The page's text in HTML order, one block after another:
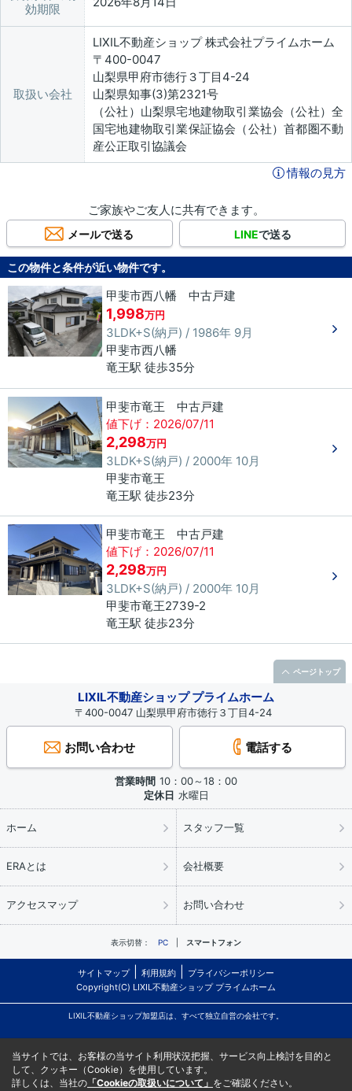
効期限
取扱い会社
LIXIL不動産ショップ 株式会社プライムホーム
〒400-0047
山梨県甲府市徳行３丁目4-24
山梨県知事(3)第2321号
（公社）山梨県宅地建物取引業協会（公社）全
国宅地建物取引業保証協会（公社）首都圏不動
産公正取引協議会
情報の見方
ご家族やご友人に共有できます。
メールで送る LINEで送る
この物件と条件が近い物件です。
甲斐市西八幡 中古戸建
1,998万円
3LDK+S(納戸) / 1986年 9月
甲斐市西八幡
竜王駅 徒歩35分
甲斐市竜王 中古戸建
値下げ：2026/07/11
2,298万円
3LDK+S(納戸) / 2000年 10月
甲斐市竜王
竜王駅 徒歩23分
甲斐市竜王 中古戸建
値下げ：2026/07/11
2,298万円
3LDK+S(納戸) / 2000年 10月
甲斐市竜王2739-2
竜王駅 徒歩23分
LIXIL不動産ショップ プライムホーム
〒400-0047 山梨県甲府市徳行３丁目4-24
お問い合わせ 電話する
営業時間 10：00～18：00
定休日 水曜日
ホーム スタッフ一覧
ERAとは 会社概要
アクセスマップ お問い合わせ
表示切替： PC スマートフォン
サイトマップ 利用規約
プライバシーポリシー
Copyright(C) LIXIL不動産ショップ プライムホーム
LIXIL不動産ショップ加盟店は、すべて独立自営の会社です。
ページトップ
当サイトでは、お客様の当サイト利用状況把握、サービス向上検討を目的と
して、クッキー（Cookie）を使用しています。
詳しくは、当社の 「Cookieの取扱いについて」 をご確認ください。